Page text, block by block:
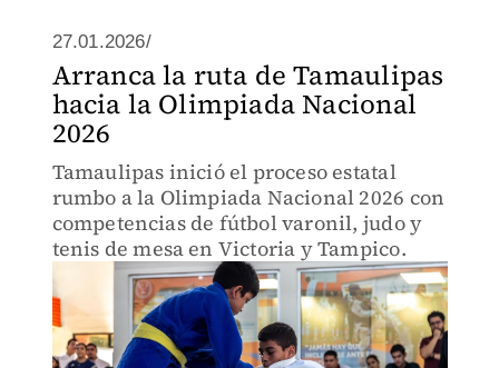
27.01.2026/
Arranca la ruta de Tamaulipas
hacia la Olimpiada Nacional
2026
Tamaulipas inició el proceso estatal
rumbo a la Olimpiada Nacional 2026 con
competencias de fútbol varonil, judo y
tenis de mesa en Victoria y Tampico.